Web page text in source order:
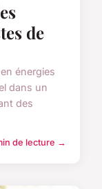
de
énergies
dans un
des
de lecture →